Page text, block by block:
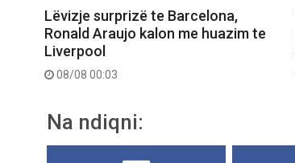
Lëvizje surprizë te Barcelona,
Ronald Araujo kalon me huazim te
Liverpool
08/08 00:03
Na ndiqni: